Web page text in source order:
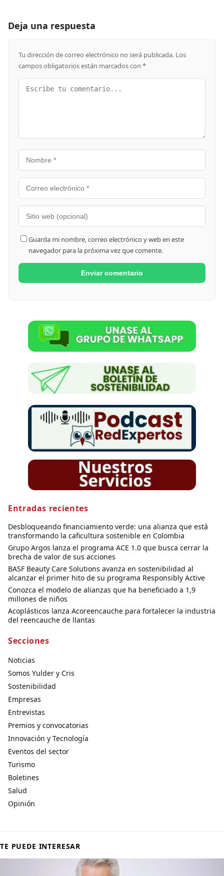
Deja una respuesta
Tu dirección de correo electrónico no será publicada. Los
campos obligatorios están marcados con *
Guarda mi nombre, correo electrónico y web en este
navegador para la próxima vez que comente.
Entradas recientes
Desbloqueando financiamiento verde: una alianza que está
transformando la caficultura sostenible en Colombia
Grupo Argos lanza el programa ACE 1.0 que busca cerrar la
brecha de valor de sus acciones
BASF Beauty Care Solutions avanza en sostenibilidad al
alcanzar el primer hito de su programa Responsibly Active
Conozca el modelo de alianzas que ha beneficiado a 1,9
millones de niños
Acoplásticos lanza Acoreencauche para fortalecer la industria
del reencauche de llantas
Secciones
Noticias
Somos Yulder y Cris
Sostenibilidad
Empresas
Entrevistas
Premios y convocatorias
Innovación y Tecnología
Eventos del sector
Turismo
Boletines
Salud
Opinión
TE PUEDE INTERESAR